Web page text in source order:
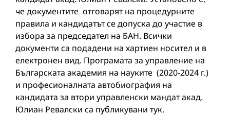
че документите отговарят на процедурните
правила и кандидатът се допуска до участие в
избора за председател на БАН. Всички
документи са подадени на хартиен носител и в
електронен вид. Програмата за управление на
Българската академия на науките (2020-2024 г.)
и професионалната автобиография на
кандидата за втори управленски мандат акад.
Юлиан Ревалски са публикувани тук.